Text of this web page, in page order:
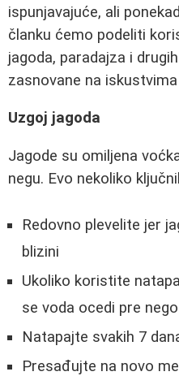
ispunjavajuće, ali
članku ćemo podeliti
jagoda, paradajza i
zasnovane na
Uzgoj jagoda
Jagode su omiljena
negu. Evo nekoliko
Redovno plevelite jer
blizini
Ukoliko koristite
se voda ocedi pre
Natapajte svakih 7
Presađujte na novo